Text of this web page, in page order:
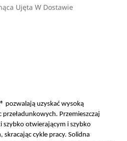
Ujęta W Dostawie
pozwalają uzyskać wysoką
Przemieszczaj
szybko otwierającym i szybko
cykle pracy. Solidna